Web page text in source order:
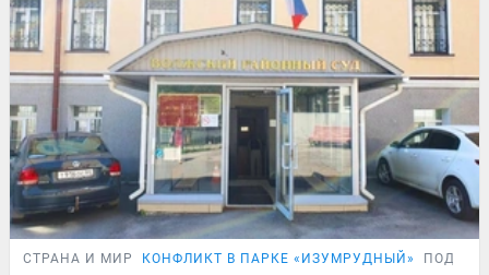
СТРАНА И МИР КОНФЛИКТ В ПАРКЕ «ИЗУМРУДНЫЙ»